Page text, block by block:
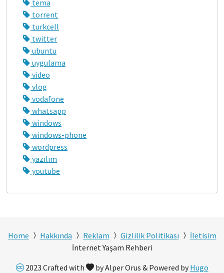
tema
torrent
turkcell
twitter
ubuntu
uygulama
video
vlog
vodafone
whatsapp
windows
windows-phone
wordpress
yazılım
youtube
Home Hakkında Reklam Gizlilik Politikası
İletisim
İnternet Yaşam Rehberi
2023 Crafted with
by Alper Orus & Powered byHugo